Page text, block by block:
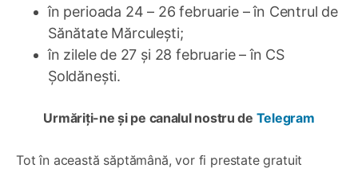
în perioada 24 – 26 februarie – în Centrul de
Sănătate Mărculești;
în zilele de 27 și 28 februarie – în CS
Șoldănești.
Urmăriți-ne și pe canalul nostru de Telegram
Tot în această săptămână, vor fi prestate gratuit